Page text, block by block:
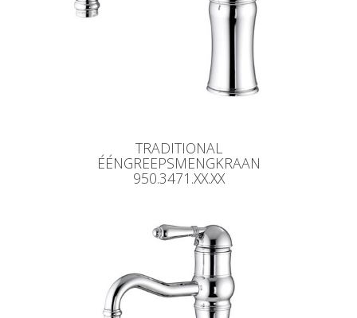
TRADITIONAL
ÉÉNGREEPSMENGKRAAN
950.3471.XX.XX